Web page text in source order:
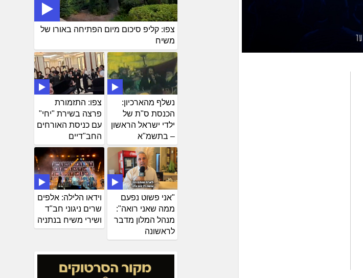
צפו: קליפ סיכום מיום הפתיחה באורו של
משיח
צפו: התזמורת
פרצה בשירת "יחי"
עם כניסת האורחים
החב"דיים
נשלף מהארכיון:
הכנסת ס"ת של
ילדי ישראל הראשון
– בתשמ"א
וידאו הלילה: אלפים
שרים ניגוני חב"ד
ושירי משיח בנתניה
"אני פשוט נפעם
ממה שאני רואה":
מנהל המלון מדבר
לראשונה